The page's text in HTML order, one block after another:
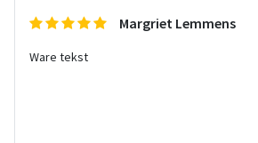
Margriet Lemmens
Ware tekst